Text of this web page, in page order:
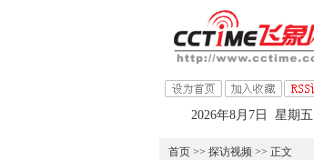
2026年8月7日 星期五
首页>> 探访视频>> 正文